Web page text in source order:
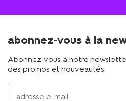
abonnez-vous à la
Abonnez-vous à notre
des promos et nouveautés.
votre
adresse